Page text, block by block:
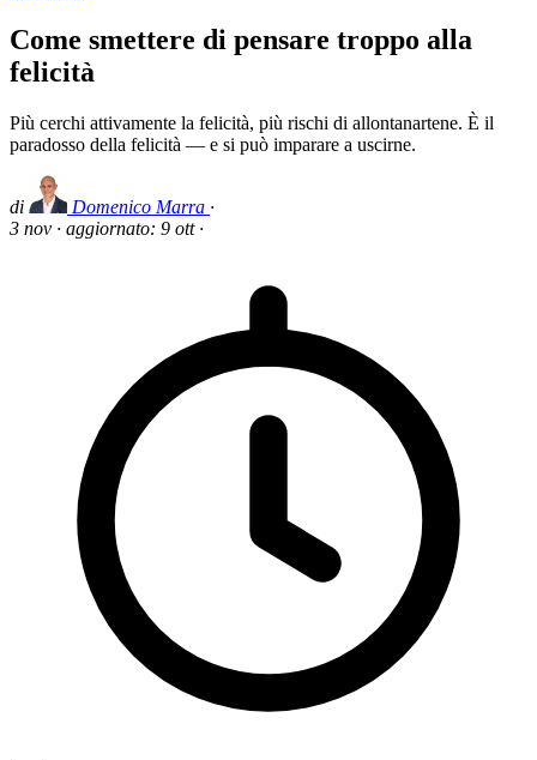
Come smettere di pensare troppo alla
felicità
Più cerchi attivamente la felicità, più rischi di allontanartene. È il
paradosso della felicità — e si può imparare a uscirne.
di Domenico Marra ·
3 nov · aggiornato: 9 ott ·